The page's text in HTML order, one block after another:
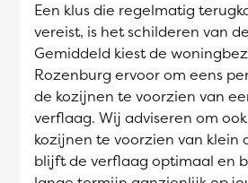
Een klus die regelmatig
vereist, is het schilderen van
Gemiddeld kiest de
Rozenburg ervoor om eens
de kozijnen te voorzien van
verflaag. Wij adviseren om
kozijnen te voorzien van klein
blijft de verflaag optimaal en